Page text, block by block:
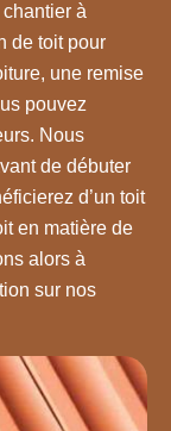
à
de toit pour
une remise
pouvez
Nous
de débuter
d’un toit
en matière de
alors à
sur nos